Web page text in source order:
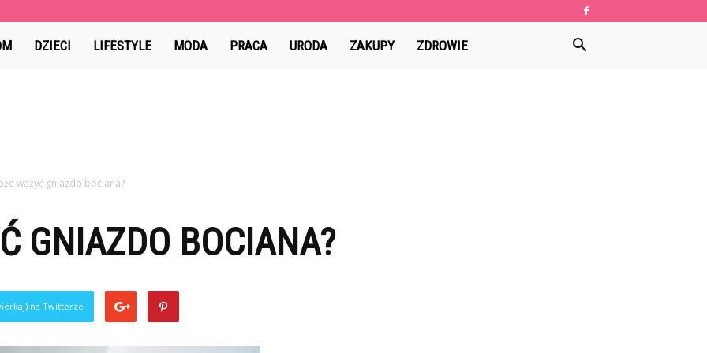
DZIECI LIFESTYLE MODA PRACA URODA ZAKUPY ZDROWIE
ważyć gniazdo bociana?
GNIAZDO BOCIANA?
na Twitterze